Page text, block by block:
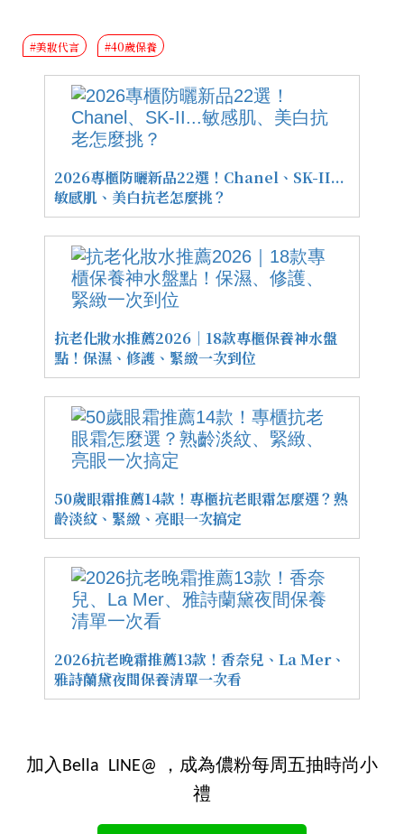
#美妝代言 #40歲保養
2026專櫃防曬新品22選！Chanel、SK-II...
敏感肌、美白抗老怎麼挑？
抗老化妝水推薦2026｜18款專櫃保養神水盤
點！保濕、修護、緊緻一次到位
50歲眼霜推薦14款！專櫃抗老眼霜怎麼選？熟
齡淡紋、緊緻、亮眼一次搞定
2026抗老晚霜推薦13款！香奈兒、La Mer、
雅詩蘭黛夜間保養清單一次看
加入Bella LINE@ ，成為儂粉每周五抽時尚小
禮